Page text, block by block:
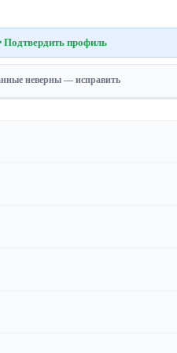
Подтвердить профиль
неверны — исправить